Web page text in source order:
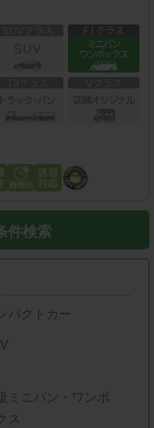
件検索
パクトカー
ミニバン・ワンボ
ス